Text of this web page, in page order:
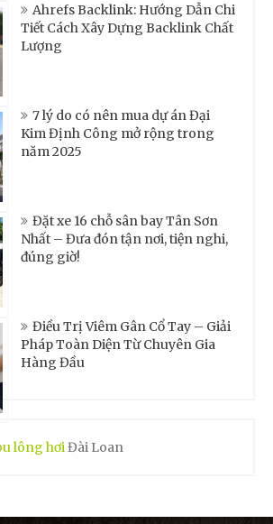
Ahrefs Backlink: Hướng Dẫn Chi
Tiết Cách Xây Dựng Backlink Chất
Lượng
7 lý do có nên mua dự án Đại
Kim Định Công mở rộng trong
năm 2025
Đặt xe 16 chỗ sân bay Tân Sơn
Nhất – Đưa đón tận nơi, tiện nghi,
đúng giờ!
Điều Trị Viêm Gân Cổ Tay – Giải
Pháp Toàn Diện Từ Chuyên Gia
Hàng Đầu
lông hơi Đài Loan